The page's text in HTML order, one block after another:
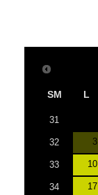
SM L
31
32 3
33 10
34 17